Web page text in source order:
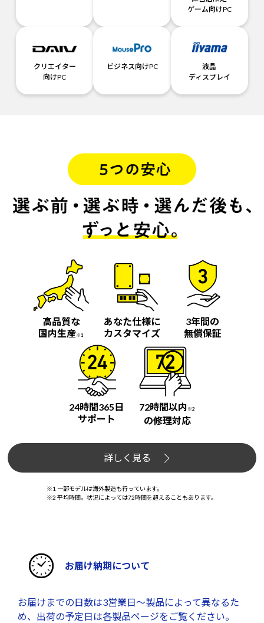
ゲーム向けPC
クリエイター
向けPC
ビジネス向けPC
液晶
ディスプレイ
高品質な
国内生産※1
あなた仕様に
カスタマイズ
3年間の
無償保証
24時間365日
サポート
72時間以内 ※2
の修理対応
詳しく見る
※1 一部モデルは海外製造も行っています。
※2 平均時間。状況によっては72時間を超えることもあります。
お届け納期について
お届けまでの日数は3営業日～製品によって異なるた
め、出荷の予定日は各製品ページをご覧ください。